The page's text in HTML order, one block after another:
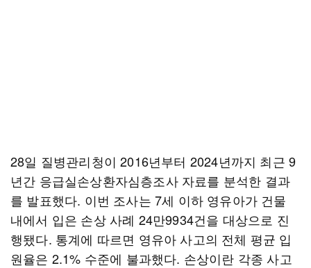
28일 질병관리청이 2016년부터 2024년까지 최근 9
년간 응급실손상환자심층조사 자료를 분석한 결과
를 발표했다. 이번 조사는 7세 이하 영유아가 건물
내에서 입은 손상 사례 24만9934건을 대상으로 진
행됐다. 통계에 따르면 영유아 사고의 전체 평균 입
원율은 2.1% 수준에 불과했다. 손상이란 각종 사고